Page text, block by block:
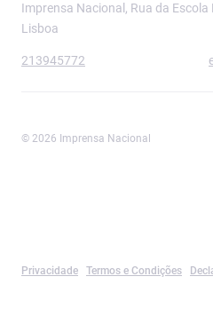
Imprensa Nacional, Rua da
Lisboa
213945772
© 2026 Imprensa Nacional
Privacidade Termos e Condições